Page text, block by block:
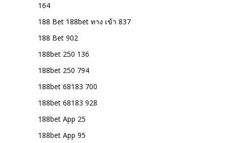
164
188 Bet 188bet ทาง เข้า 837
188 Bet 902
188bet 250 136
188bet 250 794
188bet 68183 700
188bet 68183 928
188bet App 25
188bet App 95